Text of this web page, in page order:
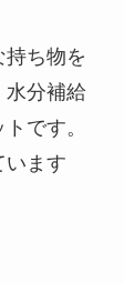
ち物を
水分補給
です。
います